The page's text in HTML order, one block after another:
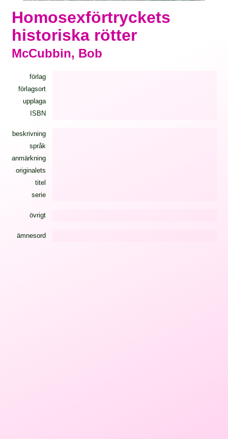
Homosexförtryckets
historiska rötter
McCubbin, Bob
förlag
förlagsort
upplaga
ISBN
beskrivning
språk
anmärkning
originalets
titel
serie
övrigt
ämnesord